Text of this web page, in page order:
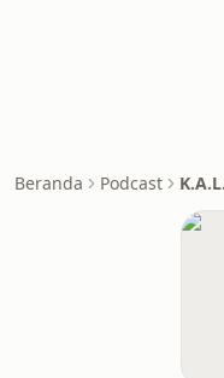
Beranda Podcast